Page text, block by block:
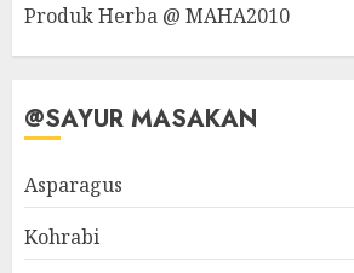
Produk Herba @ MAHA2010
@SAYUR MASAKAN
Asparagus
Kohrabi